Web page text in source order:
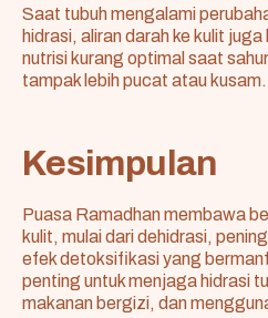
Saat tubuh mengalami
hidrasi, aliran darah ke kulit
nutrisi kurang optimal saat
tampak lebih pucat atau kusam.
Kesimpulan
Puasa Ramadhan membawa
kulit, mulai dari dehidrasi,
efek detoksifikasi yang
penting untuk menjaga hidrasi
makanan bergizi, dan